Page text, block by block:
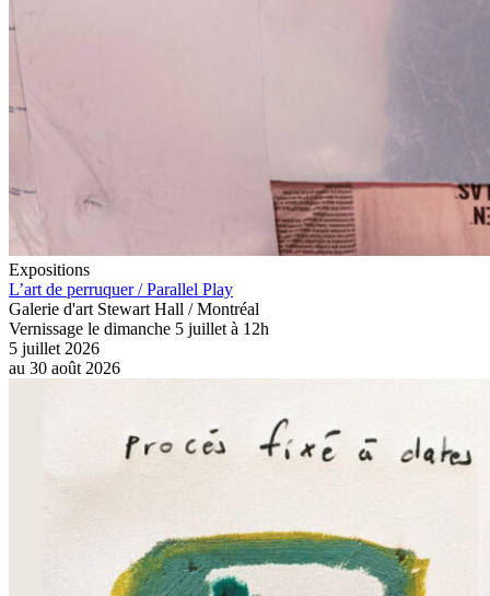
Expositions
L’art de perruquer / Parallel Play
Galerie d'art Stewart Hall / Montréal
Vernissage le dimanche 5 juillet à 12h
5 juillet 2026
au 30 août 2026